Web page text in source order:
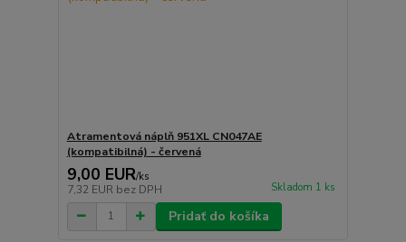
Atramentová náplň 951XL CN047AE
(kompatibilná) - červená
9,00 EUR/ks
7,32 EUR bez DPH Skladom 1 ks
Pridať do košíka